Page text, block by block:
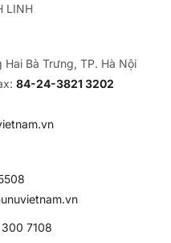
LINH
Bà Trưng, TP. Hà Nội
84-24-3821 3202
7108